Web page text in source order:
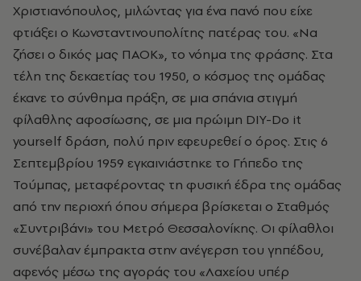
Χριστιανόπουλος, μιλώντας για ένα πανό που είχε
φτιάξει ο Κωνσταντινουπολίτης πατέρας του. «Να
ζήσει ο δικός μας ΠΑΟΚ», το νόημα της φράσης. Στα
τέλη της δεκαετίας του 1950, ο κόσμος της ομάδας
έκανε το σύνθημα πράξη, σε μια σπάνια στιγμή
φίλαθλης αφοσίωσης, σε μια πρώιμη DIY-Do it
yourself δράση, πολύ πριν εφευρεθεί ο όρος. Στις 6
Σεπτεμβρίου 1959 εγκαινιάστηκε το Γήπεδο της
Τούμπας, μεταφέροντας τη φυσική έδρα της ομάδας
από την περιοχή όπου σήμερα βρίσκεται ο Σταθμός
«Συντριβάνι» του Μετρό Θεσσαλονίκης. Οι φίλαθλοι
συνέβαλαν έμπρακτα στην ανέγερση του γηπέδου,
αφενός μέσω της αγοράς του «Λαχείου υπέρ